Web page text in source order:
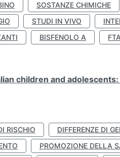
SOSTANZE CHIMICHE
STUDI IN VIVO
BISFENOLO A
children and adolescents:
RISCHIO
DIFFERENZE DI
PROMOZIONE DELLA